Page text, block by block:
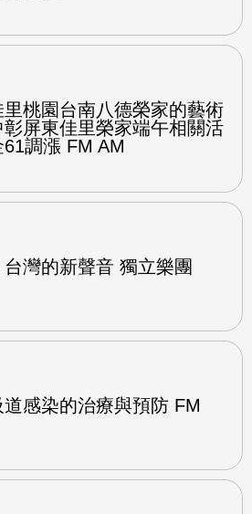
里桃園台南八德榮家的藝術
屏東佳里榮家端午相關活
調漲 FM AM
灣的新聲音 獨立樂團
感染的治療與預防 FM